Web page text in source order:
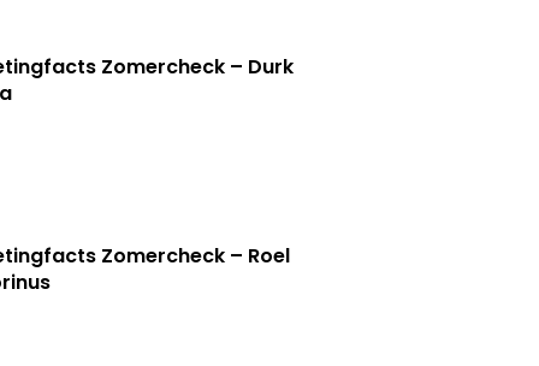
Zomercheck – Durk
Zomercheck – Roel